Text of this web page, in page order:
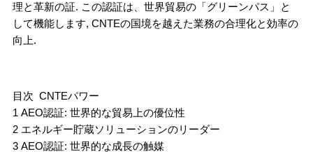
理と革新の証. この認証は、世界貿易の「グリーンパス」と
して機能します, CNTEの国境を越えた業務の合理化と効率の
向上.
目次 CNTEパワー
1 AEO認証: 世界的な貿易上の優位性
2 エネルギー貯蔵ソリューションのリーダー
3 AEO認証: 世界的な成長の触媒